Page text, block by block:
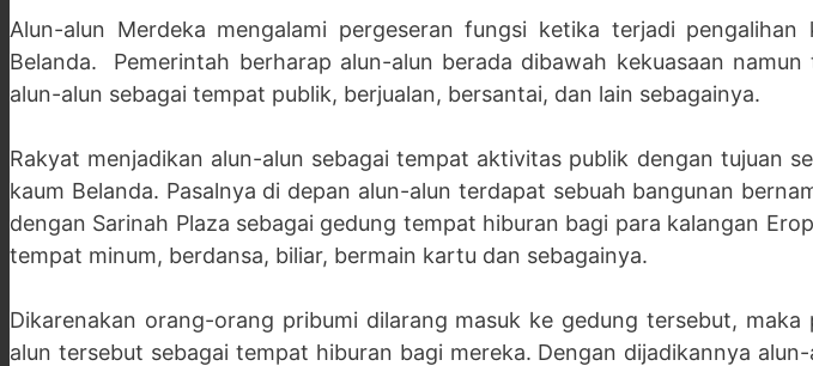
Alun-alun Merdeka mengalami pergeseran fungsi ketika terjadi
Belanda. Pemerintah berharap alun-alun berada dibawah kekuasaan
alun-alun sebagai tempat publik, berjualan, bersantai, dan lain sebagainya.
Rakyat menjadikan alun-alun sebagai tempat aktivitas publik dengan tujuan
kaum Belanda. Pasalnya di depan alun-alun terdapat sebuah bangunan
dengan Sarinah Plaza sebagai gedung tempat hiburan bagi para kalangan
tempat minum, berdansa, biliar, bermain kartu dan sebagainya.
Dikarenakan orang-orang pribumi dilarang masuk ke gedung tersebut,
alun tersebut sebagai tempat hiburan bagi mereka. Dengan dijadikannya